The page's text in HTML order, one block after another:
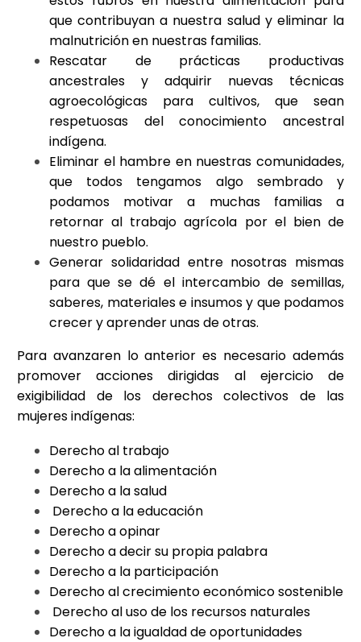
que contribuyan a nuestra salud y eliminar la
malnutrición en nuestras familias.
Rescatar de prácticas productivas
ancestrales y adquirir nuevas técnicas
agroecológicas para cultivos, que sean
respetuosas del conocimiento ancestral
indígena.
Eliminar el hambre en nuestras comunidades,
que todos tengamos algo sembrado y
podamos motivar a muchas familias a
retornar al trabajo agrícola por el bien de
nuestro pueblo.
Generar solidaridad entre nosotras mismas
para que se dé el intercambio de semillas,
saberes, materiales e insumos y que podamos
crecer y aprender unas de otras.
Para avanzaren lo anterior es necesario además
promover acciones dirigidas al ejercicio de
exigibilidad de los derechos colectivos de las
mujeres indígenas:
Derecho al trabajo
Derecho a la alimentación
Derecho a la salud
Derecho a la educación
Derecho a opinar
Derecho a decir su propia palabra
Derecho a la participación
Derecho al crecimiento económico sostenible
Derecho al uso de los recursos naturales
Derecho a la igualdad de oportunidades